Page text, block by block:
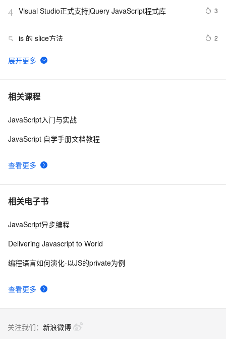
4 Visual Studio正式支持jQuery JavaScript程式库 3
5 js 的 slice方法 2
6 js 闭包 原型
7 在IE下的JS编程需注意的内存释放问题
8 js 小技巧----复制
相关课程
查看更多
JavaScript入门与实战
JavaScript 自学手册文档教程
相关电子书
查看更多
JavaScript异步编程
Delivering Javascript to World
编程语言如何演化-以JS的private为例
关注我们： 新浪微博